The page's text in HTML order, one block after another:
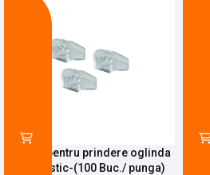
Suport pentru prindere oglinda
din palstic-(100 Buc./ punga)